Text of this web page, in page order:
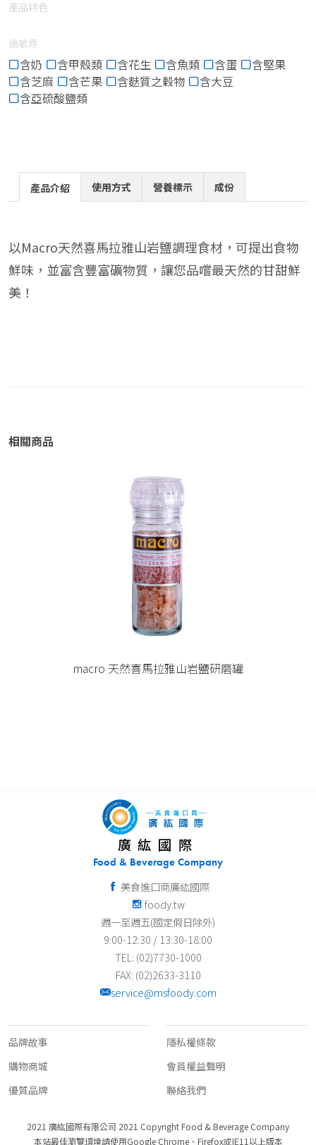
產品特色
過敏原
含奶 含甲殼類 含花生 含魚類 含蛋
含堅果
含芝麻
含芒果 含麩質之穀物
含大豆
含亞硫酸鹽類
產品介紹 使用方式 營養標示 成份
以Macro天然喜馬拉雅山岩鹽調理食材，可提出食物
鮮味，並富含豐富礦物質，讓您品嚐最天然的甘甜鮮
美！
相關商品
macro 天然喜馬拉雅山岩鹽研磨罐
廣紘國際
Food & Beverage Company
美食進口商廣紘國際
foody.tw
週一至週五(國定假日除外)
9:00-12:30 / 13:30-18:00
TEL: (02)7730-1000
FAX: (02)2633-3110
service@msfoody.com
品牌故事
購物商城
優質品牌
隱私權條款
會員權益聲明
聯絡我們
2021 廣紘國際有限公司 2021 Copyright Food & Beverage Company
本站最佳瀏覽環境請使用Google Chrome、Firefox或IE11以上版本